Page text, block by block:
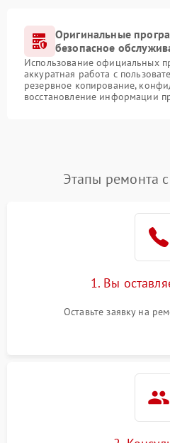
Оригинальные
безопасное
Использование официальных
аккуратная работа с
резервное копирование,
восстановление информации
Этапы ремонта
1. Вы
Оставьте заявку на